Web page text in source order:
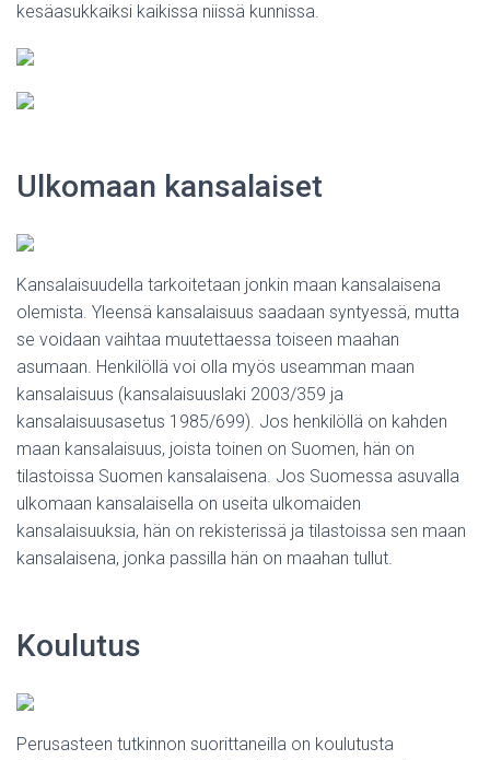
kesäasukkaiksi kaikissa niissä kunnissa.
Ulkomaan kansalaiset
Kansalaisuudella tarkoitetaan jonkin maan kansalaisena
olemista. Yleensä kansalaisuus saadaan syntyessä, mutta
se voidaan vaihtaa muutettaessa toiseen maahan
asumaan. Henkilöllä voi olla myös useamman maan
kansalaisuus (kansalaisuuslaki 2003/359 ja
kansalaisuusasetus 1985/699). Jos henkilöllä on kahden
maan kansalaisuus, joista toinen on Suomen, hän on
tilastoissa Suomen kansalaisena. Jos Suomessa asuvalla
ulkomaan kansalaisella on useita ulkomaiden
kansalaisuuksia, hän on rekisterissä ja tilastoissa sen maan
kansalaisena, jonka passilla hän on maahan tullut.
Koulutus
Perusasteen tutkinnon suorittaneilla on koulutusta